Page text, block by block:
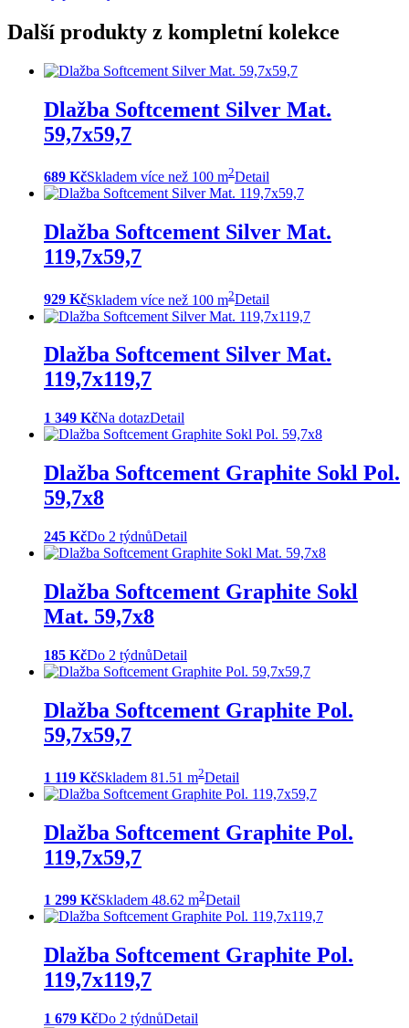
Další produkty z kompletní kolekce
Dlažba Softcement Silver Mat.
59,7x59,7
689 KčSkladem více než 100 m2Detail
Dlažba Softcement Silver Mat.
119,7x59,7
929 KčSkladem více než 100 m2Detail
Dlažba Softcement Silver Mat.
119,7x119,7
1 349 KčNa dotazDetail
Dlažba Softcement Graphite Sokl Pol.
59,7x8
245 KčDo 2 týdnůDetail
Dlažba Softcement Graphite Sokl
Mat. 59,7x8
185 KčDo 2 týdnůDetail
Dlažba Softcement Graphite Pol.
59,7x59,7
1 119 KčSkladem 81.51 m2Detail
Dlažba Softcement Graphite Pol.
119,7x59,7
1 299 KčSkladem 48.62 m2Detail
Dlažba Softcement Graphite Pol.
119,7x119,7
1 679 KčDo 2 týdnůDetail